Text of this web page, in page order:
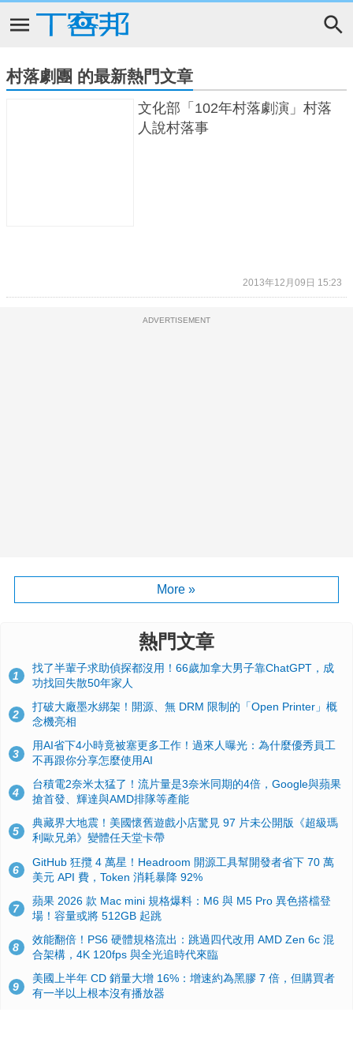
村落劇團 的最新熱門文章
文化部「102年村落劇演」村落
人說村落事
2013年12月09日 15:23
ADVERTISEMENT
More »
熱門文章
1
找了半輩子求助偵探都沒用！66歲加拿大男子靠ChatGPT，成
功找回失散50年家人
2
打破大廠墨水綁架！開源、無 DRM 限制的「Open Printer」概
念機亮相
3
用AI省下4小時竟被塞更多工作！過來人曝光：為什麼優秀員工
不再跟你分享怎麼使用AI
4
台積電2奈米太猛了！流片量是3奈米同期的4倍，Google與蘋果
搶首發、輝達與AMD排隊等產能
5
典藏界大地震！美國懷舊遊戲小店驚見 97 片未公開版《超級瑪
利歐兄弟》變體任天堂卡帶
6
GitHub 狂攬 4 萬星！Headroom 開源工具幫開發者省下 70 萬
美元 API 費，Token 消耗暴降 92%
7
蘋果 2026 款 Mac mini 規格爆料：M6 與 M5 Pro 異色搭檔登
場！容量或將 512GB 起跳
8
效能翻倍！PS6 硬體規格流出：跳過四代改用 AMD Zen 6c 混
合架構，4K 120fps 與全光追時代來臨
9
美國上半年 CD 銷量大增 16%：增速約為黑膠 7 倍，但購買者
有一半以上根本沒有播放器